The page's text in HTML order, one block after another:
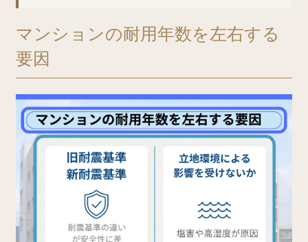
マンションの耐用年数を左右する
要因